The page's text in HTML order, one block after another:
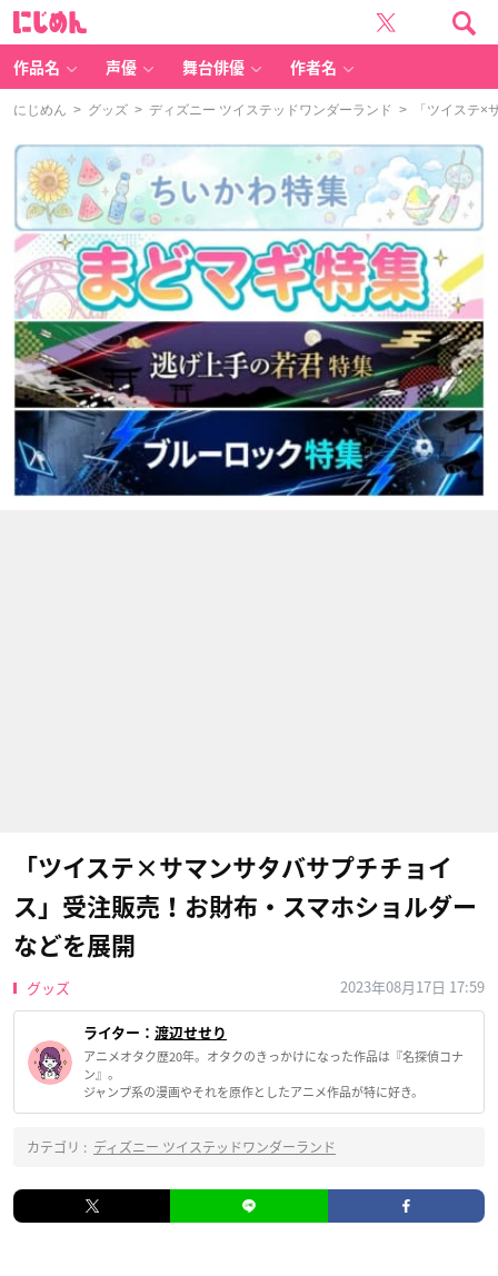
作品名 声優 舞台俳優 作者名
にじめん > グッズ > ディズニー ツイステッドワンダーランド > 「ツイステ×
「ツイステ×サマンサタバサプチチョイ
ス」受注販売！お財布・スマホショルダー
などを展開
グッズ 2023年08月17日 17:59
ライター： 渡辺せせり
アニメオタク歴20年。オタクのきっかけになった作品は『名探偵コナ
ン』。
ジャンプ系の漫画やそれを原作としたアニメ作品が特に好き。
カテゴリ : ディズニー ツイステッドワンダーランド